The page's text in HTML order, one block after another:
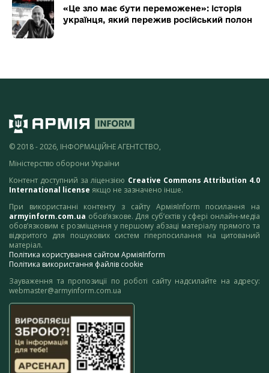
«Це зло має бути переможене»: історія
українця, який пережив російський полон
© 2018 - 2026, ІНФОРМАЦІЙНЕ АГЕНТСТВО,
Міністерство оборони України
Контент доступний за ліцензією Creative Commons Attribution 4.0
International license якщо не зазначено інше.
При використанні контенту з сайту АрміяInform посилання на
armyinform.com.ua обов’язкове. Для суб’єктів у сфері онлайн-медіа
обов’язковим є розміщення у першому абзаці матеріалу прямого та
відкритого для пошукових систем гіперпосилання на цитований
матеріал.
Політика користування сайтом АрміяInform
Політика використання файлів cookie
Зауваження та пропозиції по роботі сайту надсилайте на адресу:
webmaster@armyinform.com.ua